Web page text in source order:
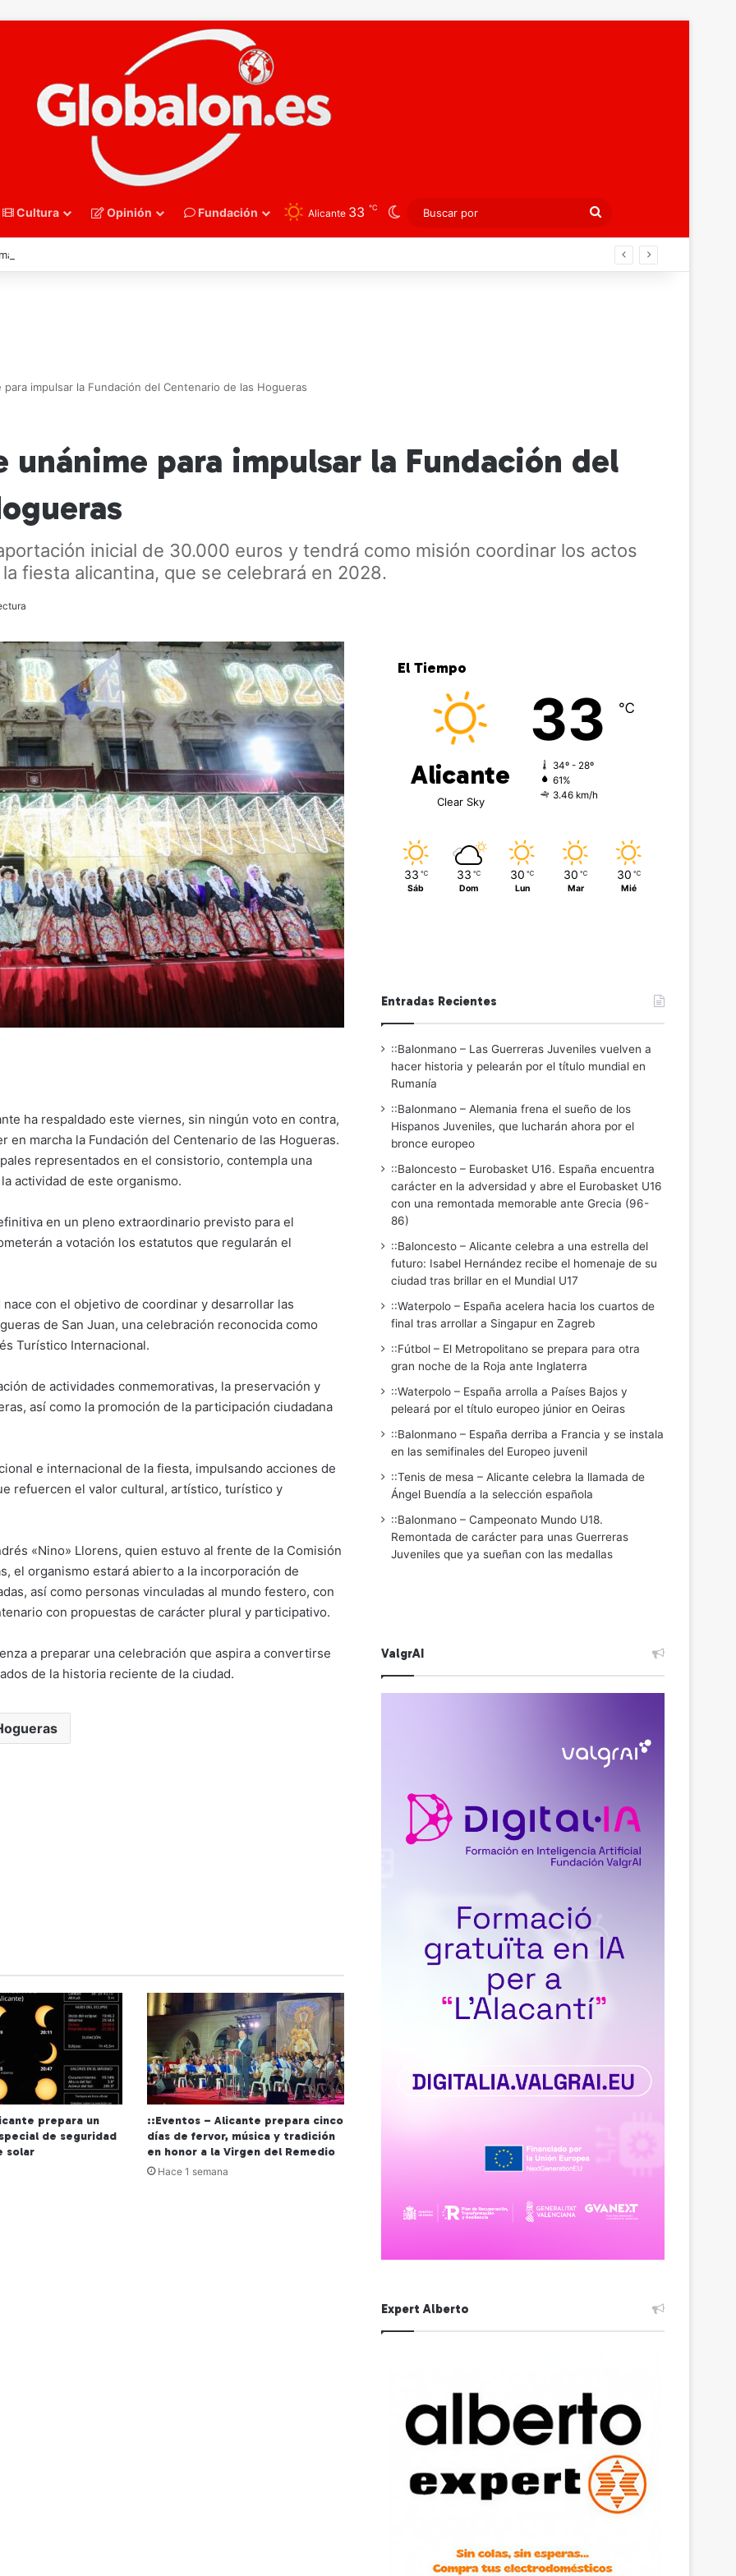
Cultura Opinión Fundación Alicante 33 ℃ Switch skin
Buscar
por
– Alemania frena el sueño de los Hispanos Juveniles, que lucharán ahora por el bronce europeo
impulsar la Fundación del Centenario de las Hogueras
unánime para impulsar la Fundación del
inicial de 30.000 euros y tendrá como misión coordinar los actos
fiesta alicantina, que se celebrará en 2028.
ha respaldado este viernes, sin ningún voto en contra,
marcha la Fundación del Centenario de las Hogueras.
representados en el consistorio, contempla una
actividad de este organismo.
en un pleno extraordinario previsto para el
a votación los estatutos que regularán el
con el objetivo de coordinar y desarrollar las
de San Juan, una celebración reconocida como
Turístico Internacional.
de actividades conmemorativas, la preservación y
así como la promoción de la participación ciudadana
e internacional de la fiesta, impulsando acciones de
refuercen el valor cultural, artístico, turístico y
«Nino» Llorens, quien estuvo al frente de la Comisión
el organismo estará abierto a la incorporación de
así como personas vinculadas al mundo festero, con
con propuestas de carácter plural y participativo.
a preparar una celebración que aspira a convertirse
de la historia reciente de la ciudad.
prepara un
de seguridad
solar
::Eventos – Alicante prepara cinco
días de fervor, música y tradición
en honor a la Virgen del Remedio
Hace 1 semana
El Tiempo
Alicante
Clear Sky
33 ℃
34º - 28º
61%
3.46 km/h
33 ℃
Sáb
33 ℃
Dom
30 ℃
Lun
30 ℃
Mar
30 ℃
Mié
Entradas Recientes
::Balonmano – Las Guerreras Juveniles vuelven a
hacer historia y pelearán por el título mundial en
Rumanía
::Balonmano – Alemania frena el sueño de los
Hispanos Juveniles, que lucharán ahora por el
bronce europeo
::Baloncesto – Eurobasket U16. España encuentra
carácter en la adversidad y abre el Eurobasket U16
con una remontada memorable ante Grecia (96-
86)
::Baloncesto – Alicante celebra a una estrella del
futuro: Isabel Hernández recibe el homenaje de su
ciudad tras brillar en el Mundial U17
::Waterpolo – España acelera hacia los cuartos de
final tras arrollar a Singapur en Zagreb
::Fútbol – El Metropolitano se prepara para otra
gran noche de la Roja ante Inglaterra
::Waterpolo – España arrolla a Países Bajos y
peleará por el título europeo júnior en Oeiras
::Balonmano – España derriba a Francia y se instala
en las semifinales del Europeo juvenil
::Tenis de mesa – Alicante celebra la llamada de
Ángel Buendía a la selección española
::Balonmano – Campeonato Mundo U18.
Remontada de carácter para unas Guerreras
Juveniles que ya sueñan con las medallas
ValgrAI
Expert Alberto